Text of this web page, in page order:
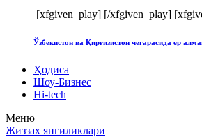
[xfgiven_play] [/xfgiven_play]
Ўзбекистон ва Қирғизистон чегарасида ер
Ҳодиса
Шоу-Бизнес
Hi-tech
Меню
Жиззах янгиликлари